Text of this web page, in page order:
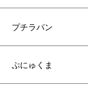
プチラパン
ぷにゅくま